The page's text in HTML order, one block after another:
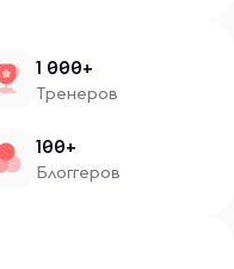
1 000+
Тренеров
100+
Блоггеров